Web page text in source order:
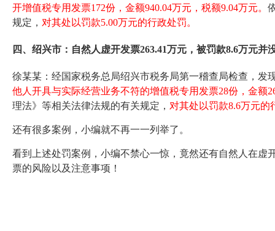
开增值税专用发票172份，金额940.04万元，税额9.04万元。
规定， 对其处以罚款5.00万元的行政处罚。
四、绍兴市：自然人虚开发票263.41万元，被罚款8.6万元并
徐某某：经国家税务总局绍兴市税务局第一稽查局检查，发
他人开具与实际经营业务不符的增值税专用发票28份，金额
理法》等相关法律法规的有关规定， 对其处以罚款8.6万元的
还有很多案例，小编就不再一一列举了。
看到上述处罚案例，小编不禁心一惊，竟然还有自然人在
票的风险以及注意事项！